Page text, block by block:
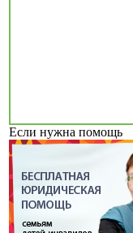
Если нужна помощь